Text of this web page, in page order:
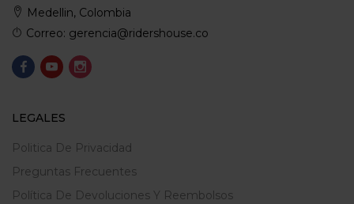
Medellin, Colombia
Correo: gerencia@ridershouse.co
LEGALES
Politica De Privacidad
Preguntas Frecuentes
Política De Devoluciones Y Reembolsos